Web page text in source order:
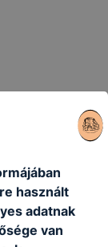
használt
adatnak
van